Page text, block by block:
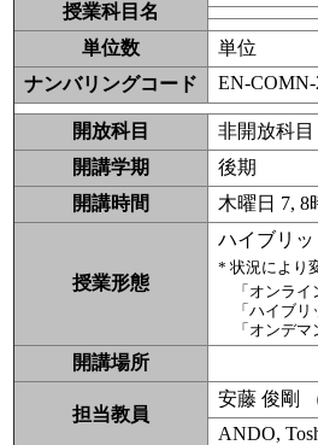
授業科目名
単位数
単位
ナンバリングコード
EN-COMN-
開放科目
非開放
開講学期
後期
開講時間
木曜日 7, 8
授業形態
ハイブリ
* 状況により
「オンラ
「ハイブ
「オンデ
開講場所
担当教員
安藤 俊剛
ANDO,